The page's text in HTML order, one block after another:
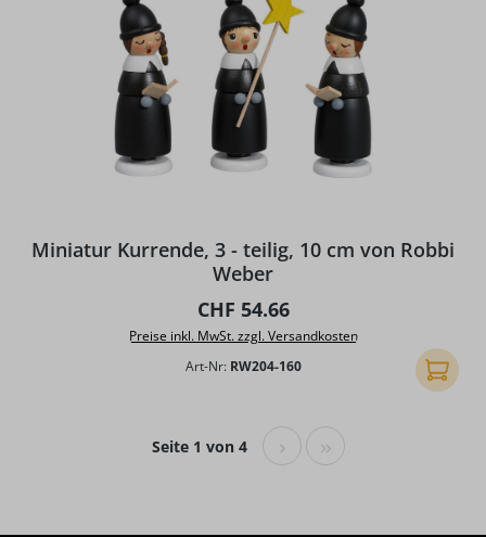
Miniatur Kurrende, 3 - teilig, 10 cm von Robbi
Weber
Regulärer Preis:
CHF 54.66
Preise inkl. MwSt. zzgl. Versandkosten
Art-Nr: RW204-160 In den
Seite 1 von 4